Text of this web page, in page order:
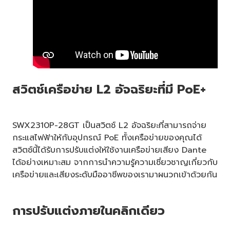
สวิตช์เครือข่าย L2 อัจฉริยะที่มี PoE+
SWX2310P-28GT เป็นสวิตช์ L2 อัจฉริยะที่สามารถจ่าย
กระแสไฟฟ้าให้กับอุปกรณ์ PoE ทั้งเครือข่ายของคุณได้
สวิตช์นี้ได้รับการปรับแต่งให้ใช้งานเครือข่ายเสียง Dante
ได้อย่างเหมาะสม จากการนำความรู้ความเชี่ยวชาญเกี่ยวกับ
เครือข่ายและเสียงระดับมืออาชีพของเรามาผนวกเข้าด้วยกัน
การปรับแต่งภายในคลิกเดียว